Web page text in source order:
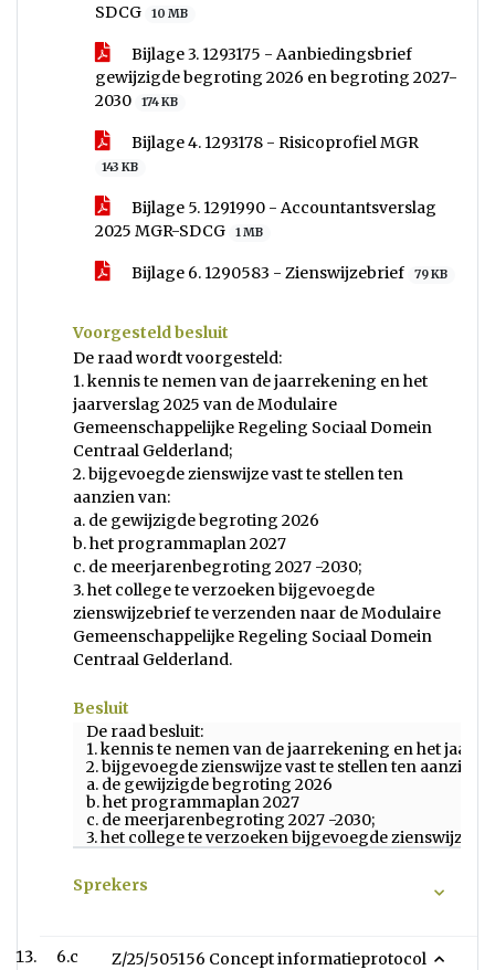
SDCG
10 MB
Bijlage 3. 1293175 - Aanbiedingsbrief
gewijzigde begroting 2026 en begroting 2027-
2030
174 KB
Bijlage 4. 1293178 - Risicoprofiel MGR
143 KB
Bijlage 5. 1291990 - Accountantsverslag
2025 MGR-SDCG
1 MB
Bijlage 6. 1290583 - Zienswijzebrief 79 KB
Voorgesteld besluit
De raad wordt voorgesteld:
1. kennis te nemen van de jaarrekening en het
jaarverslag 2025 van de Modulaire
Gemeenschappelijke Regeling Sociaal Domein
Centraal Gelderland;
2. bijgevoegde zienswijze vast te stellen ten
aanzien van:
a. de gewijzigde begroting 2026
b. het programmaplan 2027
c. de meerjarenbegroting 2027 -2030;
3. het college te verzoeken bijgevoegde
zienswijzebrief te verzenden naar de Modulaire
Gemeenschappelijke Regeling Sociaal Domein
Centraal Gelderland.
Besluit
De raad besluit:
1. kennis te nemen van de jaarrekening en het
2. bijgevoegde zienswijze vast te stellen ten aanzien
a. de gewijzigde begroting 2026
b. het programmaplan 2027
c. de meerjarenbegroting 2027 -2030;
3. het college te verzoeken bijgevoegde
Sprekers
6.c Z/25/505156 Concept informatieprotocol